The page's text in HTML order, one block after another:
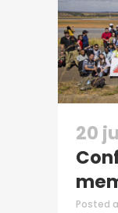
20
Posted